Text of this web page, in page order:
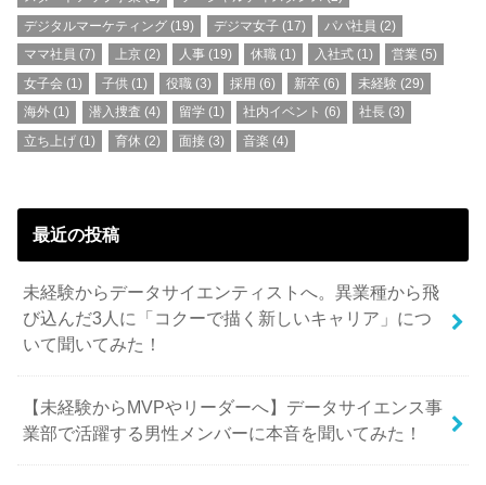
デジタルマーケティング (19) デジマ女子(17) パパ社員 (2)
ママ社員 (7) 上京(2) 人事(19) 休職 (1) 入社式 (1) 営業 (5)
女子会 (1) 子供(1) 役職(3) 採用 (6) 新卒 (6) 未経験 (29)
海外 (1) 潜入捜査 (4) 留学(1) 社内イベント (6) 社長 (3)
立ち上げ (1) 育休 (2) 面接(3) 音楽 (4)
最近の投稿
未経験からデータサイエンティストへ。異業種から飛
び込んだ3人に「コクーで描く新しいキャリア」につ
いて聞いてみた！
【未経験からMVPやリーダーへ】データサイエンス事
業部で活躍する男性メンバーに本音を聞いてみた！